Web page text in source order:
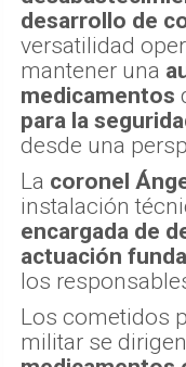
desarrollo de
versatilidad
mantener una
medicamentos
para la
desde una
La coronel
instalación
encargada de
actuación
los
Los cometidos
militar se